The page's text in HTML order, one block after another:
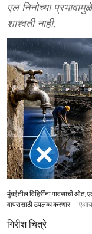
एल निनोच्या
शाश्वती नाही.
मुंबईतील विहिरींना पावसाची ओढ;
वापरासाठी उपलब्ध करणार
'एआय'
गिरीश चित्रे